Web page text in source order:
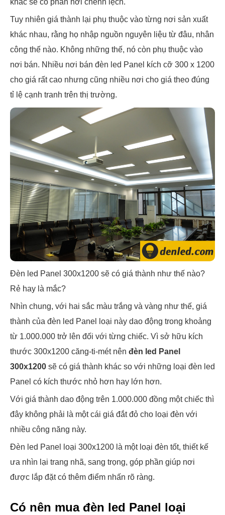
khác sẽ có phần hơi chênh lệch.
Tuy nhiên giá thành lại phụ thuộc vào từng nơi sản xuất
khác nhau, rằng họ nhập nguồn nguyên liệu từ đâu, nhân
công thế nào. Không những thế, nó còn phụ thuộc vào
nơi bán. Nhiều nơi bán đèn led Panel kích cỡ 300 x 1200
cho giá rất cao nhưng cũng nhiều nơi cho giá theo đúng
tỉ lệ cạnh tranh trên thị trường.
Đèn led Panel 300x1200 sẽ có giá thành như thế nào?
Rẻ hay là mắc?
Nhìn chung, với hai sắc màu trắng và vàng như thế, giá
thành của đèn led Panel loại này dao động trong khoảng
từ 1.000.000 trở lên đối với từng chiếc. Vì sở hữu kích
thước 300x1200 căng-ti-mét nên đèn led Panel
300x1200 sẽ có giá thành khác so với những loại đèn led
Panel có kích thước nhỏ hơn hay lớn hơn.
Với giá thành dao động trên 1.000.000 đồng một chiếc thì
đây không phải là một cái giá đắt đỏ cho loại đèn với
nhiều công năng này.
Đèn led Panel loại 300x1200 là một loại đèn tốt, thiết kế
ưa nhìn lại trang nhã, sang trọng, góp phần giúp nơi
được lắp đặt có thêm điểm nhấn rõ ràng.
Có nên mua đèn led Panel loại